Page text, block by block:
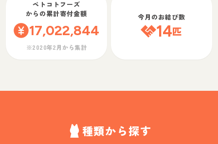
ペトコトフーズ
からの累計寄付金額
17,022,844
※2020年2月から集計
今月のお結び数
14匹
種類から探す